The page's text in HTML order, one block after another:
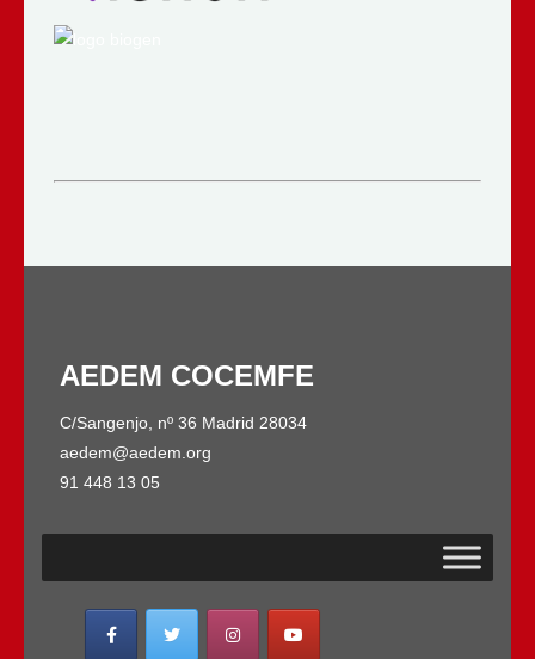
AEDEM COCEMFE
C/Sangenjo, nº 36 Madrid 28034
aedem@aedem.org
91 448 13 05